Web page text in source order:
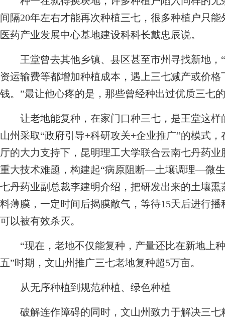
间隔20年左右才能再次种植三七，很多种植户只
医药产业发展中心基地建设科科长戴忠辰说。
王堂曾去其他乡镇、县区甚至市州寻找新地，
资运输费等都增加种植成本，遇上三七减产或价
钱。”最让他心疼的是，那些曾经种出过优质三七
让老地能复种，在家门口种三七，是王堂这样
山州采取“政府引导+科研攻关+企业推广”的模式
厅的大力支持下，昆明理工大学联合云南七丹药
重大技术难题，构建起“病原阻断—土壤调理—微
七丹药业副总裁李建明介绍，把研发出来的土壤
料薄膜，一定时间后揭膜敞气，等待15天后进行
可以被有效杀灭。
“现在，老地不仅能复种，产量还比在新地上种
五”时期，文山州推广三七老地复种超5万亩。
从无序种植到规范种植、绿色种植
破解连作障碍的同时，文山州致力于解决三七